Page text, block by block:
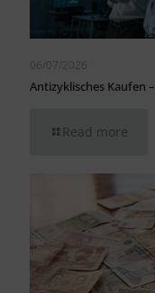
06/07/2026
Antizyklisches Kaufen
Read more